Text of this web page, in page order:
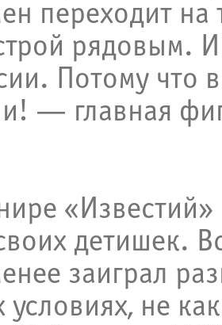
переходит
рядовым.
Потому что
— главная
детишек.
заиграл
условиях, не